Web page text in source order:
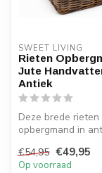
SWEET LIVING
Rieten
Jute
Antiek
Deze brede rieten
opbergmand in
verschillende ...
€54,95 €49,95
Op voorraad